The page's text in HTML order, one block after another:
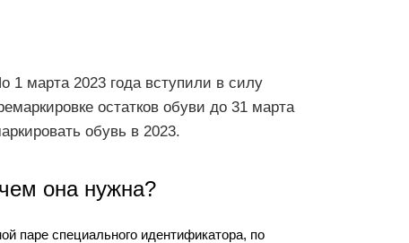
марта 2023 года вступили в силу
остатков обуви до 31 марта
обувь в 2023.
она нужна?
паре специального идентификатора, по